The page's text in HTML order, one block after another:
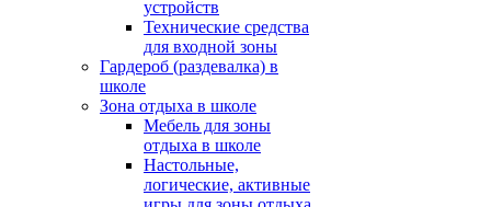
устройств
Технические средства
для входной зоны
Гардероб (раздевалка) в
школе
Зона отдыха в школе
Мебель для зоны
отдыха в школе
Настольные,
логические, активные